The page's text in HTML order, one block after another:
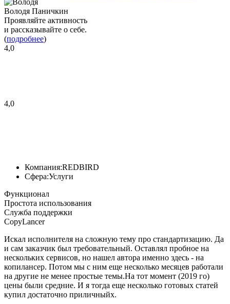
Володя Паничкин
Проявляйте активность
и рассказывайте о себе.
(подробнее)
4,0
4,0
Компания:REDBIRD
Сфера:Услуги
Функционал
Простота использования
Служба поддержки
CopyLancer
Искал исполнителя на сложную тему про стандартизацию. Да
и сам заказчик был требовательный. Оставлял пробное на
нескольких сервисов, но нашел автора именно здесь - на
копилансер. Потом мы с ним еще несколько месяцев работали
на другие не менее простые темы.На тот момент (2019 го)
цены были средние. И я тогда еще несколько готовых статей
купил достаточно приличныйх.